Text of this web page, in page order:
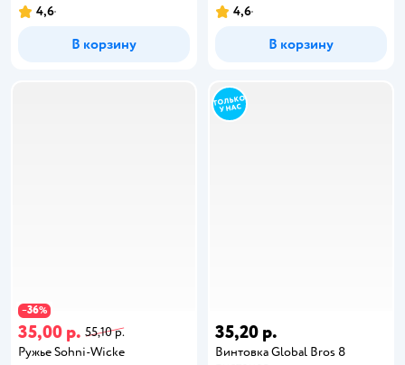
4,6
В корзину
4,6
В корзину
−36%
35,00 р. 55,10 р.
Ружье Sohni-Wicke
35,20 р.
Винтовка Global Bros 8